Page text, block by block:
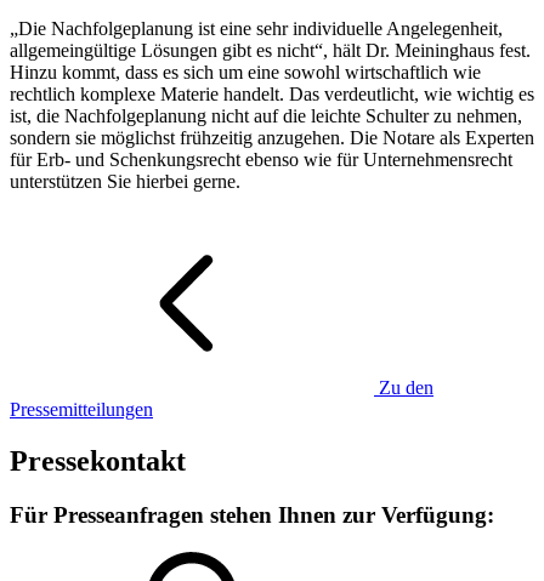
„Die Nachfolgeplanung ist eine sehr individuelle Angelegenheit,
allgemeingültige Lösungen gibt es nicht“, hält Dr. Meininghaus fest.
Hinzu kommt, dass es sich um eine sowohl wirtschaftlich wie
rechtlich komplexe Materie handelt. Das verdeutlicht, wie wichtig es
ist, die Nachfolgeplanung nicht auf die leichte Schulter zu nehmen,
sondern sie möglichst frühzeitig anzugehen. Die Notare als Experten
für Erb- und Schenkungsrecht ebenso wie für Unternehmensrecht
unterstützen Sie hierbei gerne.
Zu den
Pressemitteilungen
Pressekontakt
Für Presseanfragen stehen Ihnen zur Verfügung: